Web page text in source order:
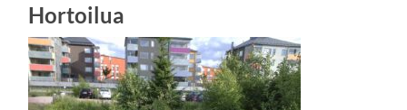
Hortoilua